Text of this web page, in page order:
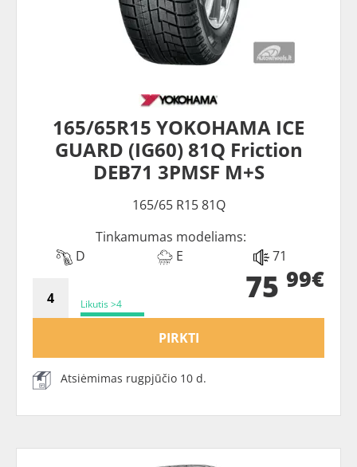
165/65R15 YOKOHAMA ICE
GUARD (IG60) 81Q Friction
DEB71 3PMSF M+S
165/65 R15 81Q
Tinkamumas modeliams:
D
E 71
Likutis >4 75 99€
PIRKTI
Atsiėmimas rugpjūčio 10 d.